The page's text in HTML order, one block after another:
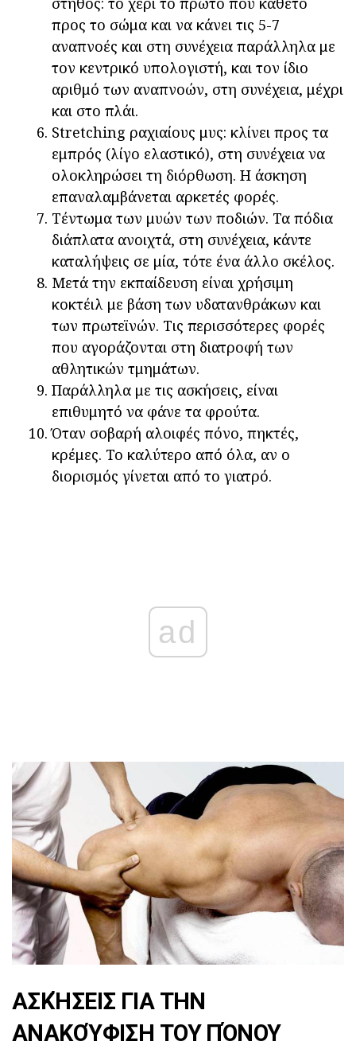
προς το σώμα και να κάνει τις 5-7
αναπνοές και στη συνέχεια παράλληλα με
τον κεντρικό υπολογιστή, και τον ίδιο
αριθμό των αναπνοών, στη συνέχεια, μέχρι
και στο πλάι.
Stretching ραχιαίους μυς: κλίνει προς τα
εμπρός (λίγο ελαστικό), στη συνέχεια να
ολοκληρώσει τη διόρθωση. Η άσκηση
επαναλαμβάνεται αρκετές φορές.
Τέντωμα των μυών των ποδιών. Τα πόδια
διάπλατα ανοιχτά, στη συνέχεια, κάντε
καταλήψεις σε μία, τότε ένα άλλο σκέλος.
Μετά την εκπαίδευση είναι χρήσιμη
κοκτέιλ με βάση των υδατανθράκων και
των πρωτεϊνών. Τις περισσότερες φορές
που αγοράζονται στη διατροφή των
αθλητικών τμημάτων.
Παράλληλα με τις ασκήσεις, είναι
επιθυμητό να φάνε τα φρούτα.
Όταν σοβαρή αλοιφές πόνο, πηκτές,
κρέμες. Το καλύτερο από όλα, αν ο
διορισμός γίνεται από το γιατρό.
ad
ΑΣΚΉΣΕΙΣ ΓΙΑ ΤΗΝ
ΑΝΑΚΟΎΦΙΣΗ ΤΟΥ ΠΌΝΟΥ